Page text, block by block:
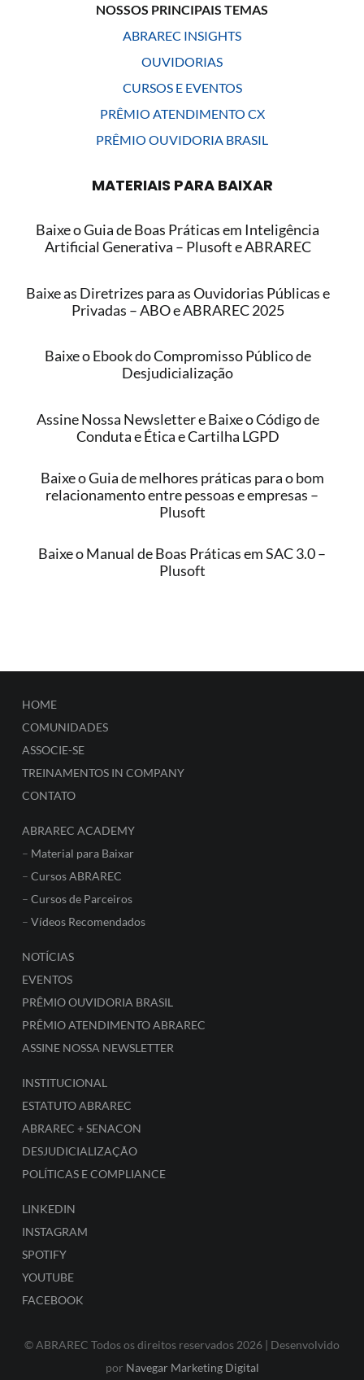
NOSSOS PRINCIPAIS TEMAS
ABRAREC INSIGHTS
OUVIDORIAS
CURSOS E EVENTOS
PRÊMIO ATENDIMENTO CX
PRÊMIO OUVIDORIA BRASIL
MATERIAIS PARA BAIXAR
Baixe o Guia de Boas Práticas em Inteligência
Artificial Generativa – Plusoft e ABRAREC
Baixe as Diretrizes para as Ouvidorias Públicas e
Privadas – ABO e ABRAREC 2025
Baixe o Ebook do Compromisso Público de
Desjudicialização
Assine Nossa Newsletter e Baixe o Código de
Conduta e Ética e Cartilha LGPD
Baixe o Guia de melhores práticas para o bom
relacionamento entre pessoas e empresas –
Plusoft
Baixe o Manual de Boas Práticas em SAC 3.0 –
Plusoft
HOME
COMUNIDADES
ASSOCIE-SE
TREINAMENTOS IN COMPANY
CONTATO
ABRAREC ACADEMY
– Material para Baixar
– Cursos ABRAREC
– Cursos de Parceiros
– Vídeos Recomendados
NOTÍCIAS
EVENTOS
PRÊMIO OUVIDORIA BRASIL
PRÊMIO ATENDIMENTO ABRAREC
ASSINE NOSSA NEWSLETTER
INSTITUCIONAL
ESTATUTO ABRAREC
ABRAREC + SENACON
DESJUDICIALIZAÇÃO
POLÍTICAS E COMPLIANCE
LINKEDIN
INSTAGRAM
SPOTIFY
YOUTUBE
FACEBOOK
© ABRAREC Todos os direitos reservados 2026 | Desenvolvido
por Navegar Marketing Digital